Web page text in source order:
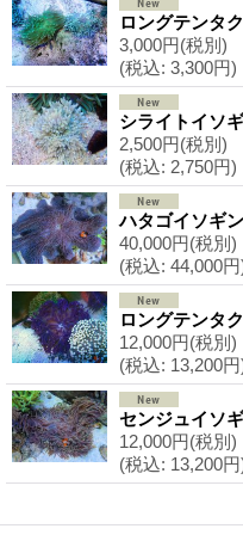
ロングテンタ
3,000円(税別)
(税込: 3,300円)
シライトイソ
2,500円(税別)
(税込: 2,750円)
ハタゴイソギ
40,000円(税別)
(税込: 44,000円
ロングテンタ
12,000円(税別)
(税込: 13,200円
センジュイソ
12,000円(税別)
(税込: 13,200円